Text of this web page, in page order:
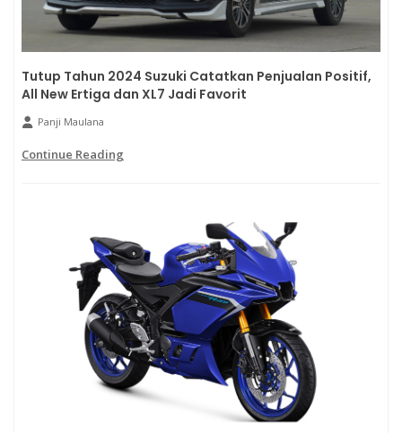
Tutup Tahun 2024 Suzuki Catatkan Penjualan Positif,
All New Ertiga dan XL7 Jadi Favorit
Panji Maulana
Continue Reading